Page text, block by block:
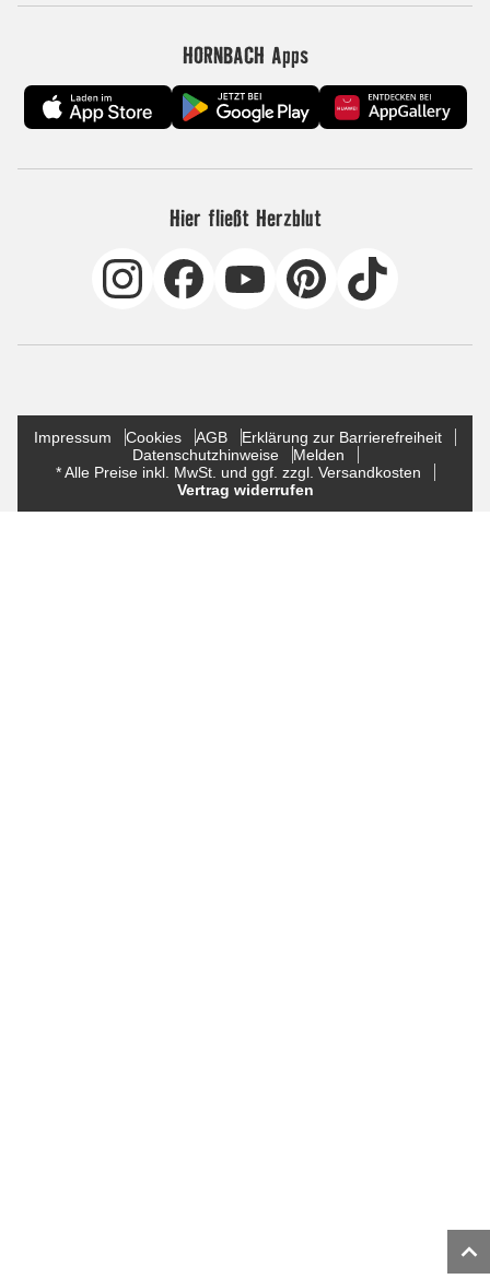
HORNBACH Apps
Hier fließt Herzblut
Impressum Cookies AGB
Erklärung zur Barrierefreiheit
Datenschutzhinweise
Melden
* Alle Preise inkl. MwSt. und ggf. zzgl. Versandkosten
Vertrag widerrufen